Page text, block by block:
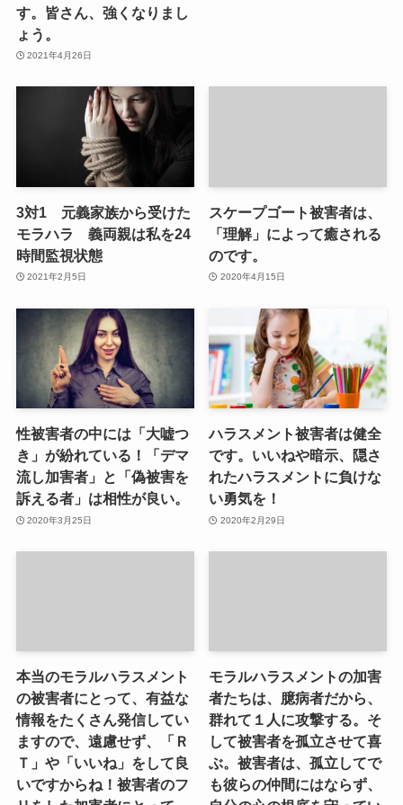
す。皆さん、強くなりまし
ょう。
2021年4月26日
3対1 元義家族から受けた
モラハラ 義両親は私を24
時間監視状態
2021年2月5日
スケープゴート被害者は、
「理解」によって癒される
のです。
2020年4月15日
性被害者の中には「大嘘つ
き」が紛れている！「デマ
流し加害者」と「偽被害を
訴える者」は相性が良い。
2020年3月25日
ハラスメント被害者は健全
です。いいねや暗示、隠さ
れたハラスメントに負けな
い勇気を！
2020年2月29日
本当のモラルハラスメント
の被害者にとって、有益な
情報をたくさん発信してい
ますので、遠慮せず、「Ｒ
Ｔ」や「いいね」をして良
いですからね！被害者のフ
モラルハラスメントの加害
者たちは、臆病者だから、
群れて１人に攻撃する。そ
して被害者を孤立させて喜
ぶ。被害者は、孤立してで
も彼らの仲間にはならず、